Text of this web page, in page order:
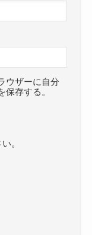
ウザーに自分
存する。
。